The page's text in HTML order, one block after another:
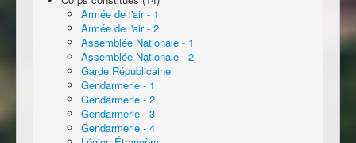
Armée de l'air - 1
Armée de l'air - 2
Assemblée Nationale - 1
Assemblée Nationale - 2
Garde Républicaine
Gendarmerie - 1
Gendarmerie - 2
Gendarmerie - 3
Gendarmerie - 4